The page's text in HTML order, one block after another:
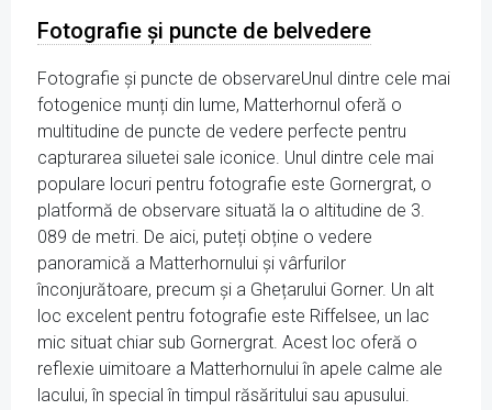
Fotografie și puncte de belvedere
Fotografie și puncte de observareUnul dintre cele mai
fotogenice munți din lume, Matterhornul oferă o
multitudine de puncte de vedere perfecte pentru
capturarea siluetei sale iconice. Unul dintre cele mai
populare locuri pentru fotografie este Gornergrat, o
platformă de observare situată la o altitudine de 3.
089 de metri. De aici, puteți obține o vedere
panoramică a Matterhornului și vârfurilor
înconjurătoare, precum și a Ghețarului Gorner. Un alt
loc excelent pentru fotografie este Riffelsee, un lac
mic situat chiar sub Gornergrat. Acest loc oferă o
reflexie uimitoare a Matterhornului în apele calme ale
lacului, în special în timpul răsăritului sau apusului.